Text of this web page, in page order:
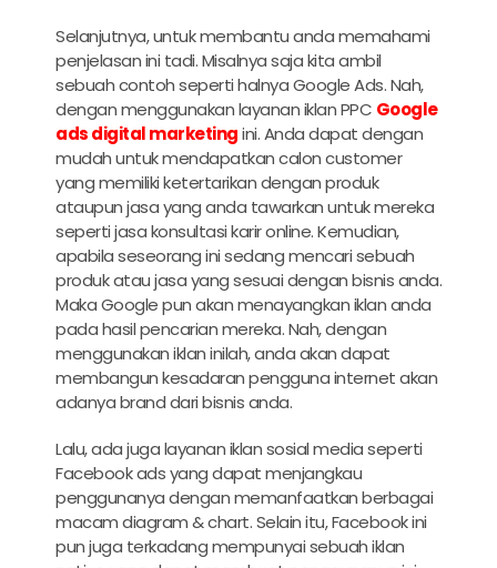
Selanjutnya, untuk membantu anda memahami
penjelasan ini tadi. Misalnya saja kita ambil
sebuah contoh seperti halnya Google Ads. Nah,
dengan menggunakan layanan iklan PPC Google
ads digital marketingini. Anda dapat dengan
mudah untuk mendapatkan calon customer
yang memiliki ketertarikan dengan produk
ataupun jasa yang anda tawarkan untuk mereka
seperti jasa konsultasi karir online. Kemudian,
apabila seseorang ini sedang mencari sebuah
produk atau jasa yang sesuai dengan bisnis anda.
Maka Google pun akan menayangkan iklan anda
pada hasil pencarian mereka. Nah, dengan
menggunakan iklan inilah, anda akan dapat
membangun kesadaran pengguna internet akan
adanya brand dari bisnis anda.
Lalu, ada juga layanan iklan sosial media seperti
Facebook ads yang dapat menjangkau
penggunanya dengan memanfaatkan berbagai
macam diagram & chart. Selain itu, Facebook ini
pun juga terkadang mempunyai sebuah iklan